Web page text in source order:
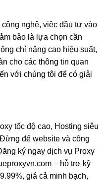
nghệ, việc đầu tư vào
bảo là lựa chọn cần
chỉ nâng cao hiệu suất,
cho các thông tin quan
với chúng tôi để có giải
tốc độ cao, Hosting siêu
để website và công
ký ngay dịch vụ Proxy
– hỗ trợ kỹ
giá cả minh bạch,